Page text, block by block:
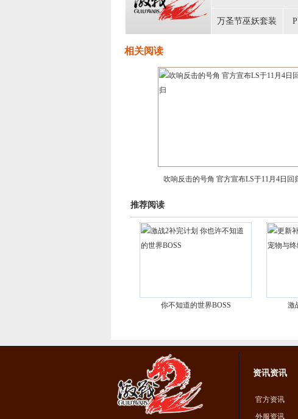
万圣节巫妖套装
相关阅读
吹响反击的号角 官方宣布LS于11月4日回
推荐阅读
你不知道的世界BOSS 激
资讯资讯
官方资讯
外服资讯